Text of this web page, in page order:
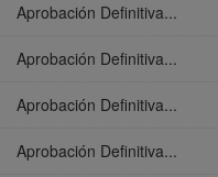
Aprobación Definitiva...
Aprobación Definitiva...
Aprobación Definitiva...
Aprobación Definitiva...